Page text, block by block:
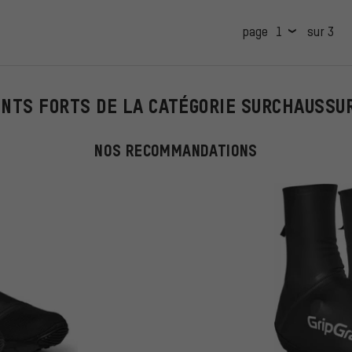
page sur 3
FORTS DE LA CATÉGORIE
NOS RECOMMANDATIONS